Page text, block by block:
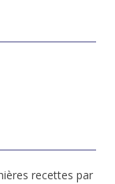
recettes par